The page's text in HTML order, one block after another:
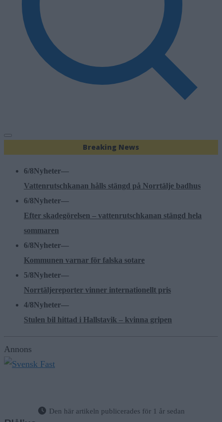
Breaking News
6/8Nyheter—
Vattenrutschkanan hålls stängd på Norrtälje badhus
6/8Nyheter—
Efter skadegörelsen – vattenrutschkanan stängd hela
sommaren
6/8Nyheter—
Kommunen varnar för falska sotare
5/8Nyheter—
Norrtäljereporter vinner internationellt pris
4/8Nyheter—
Stulen bil hittad i Hallstavik – kvinna gripen
Annons
Den här artikeln publicerades för 1 år sedan